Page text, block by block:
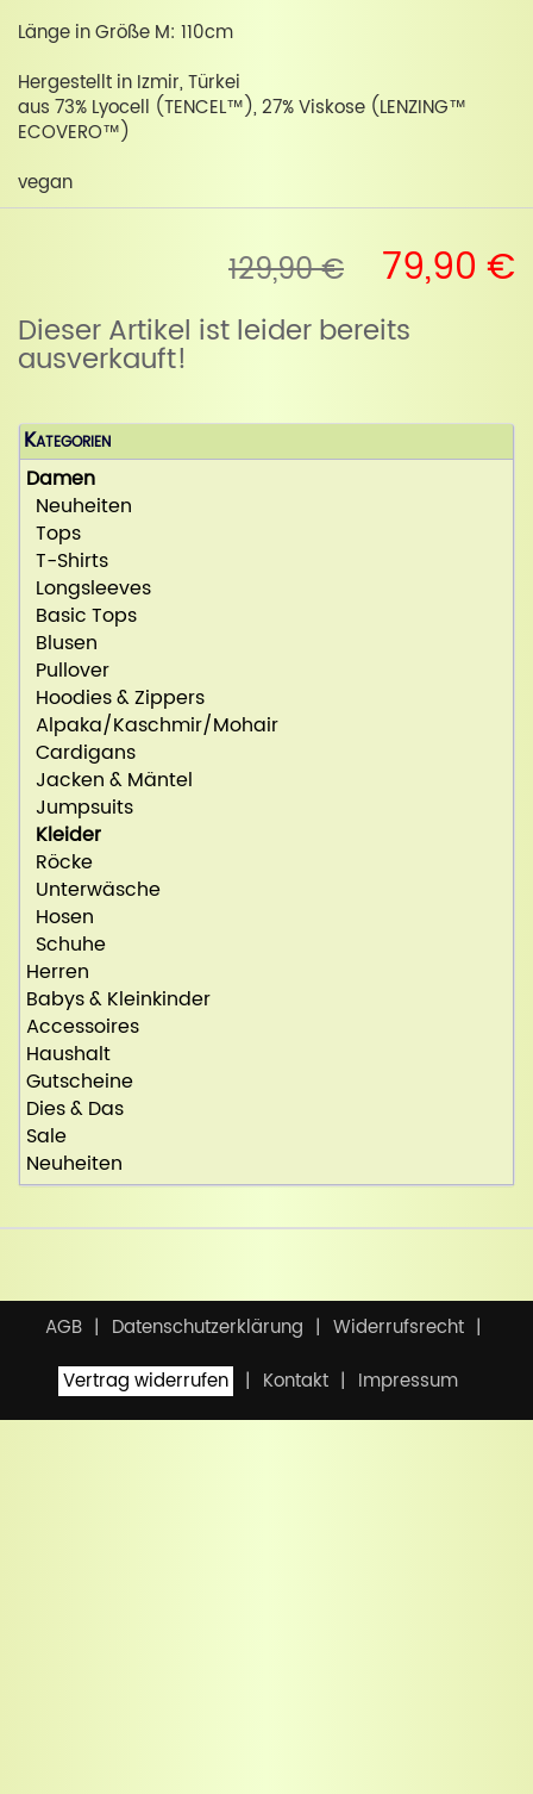
Länge in Größe M: 110cm
Hergestellt in Izmir, Türkei
aus 73% Lyocell (TENCEL™), 27% Viskose (LENZING™
ECOVERO™)
vegan
129,90 € 79,90 €
Dieser Artikel ist leider bereits
ausverkauft!
Kategorien
Damen
Neuheiten
Tops
T-Shirts
Longsleeves
Basic Tops
Blusen
Pullover
Hoodies & Zippers
Alpaka/Kaschmir/Mohair
Cardigans
Jacken & Mäntel
Jumpsuits
Kleider
Röcke
Unterwäsche
Hosen
Schuhe
Herren
Babys & Kleinkinder
Accessoires
Haushalt
Gutscheine
Dies & Das
Sale
Neuheiten
AGB Datenschutzerklärung
Widerrufsrecht
Vertrag widerrufen
Kontakt Impressum